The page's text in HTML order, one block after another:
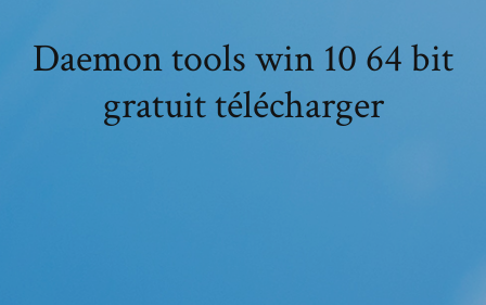
Daemon tools win 10 64 bit
gratuit télécharger